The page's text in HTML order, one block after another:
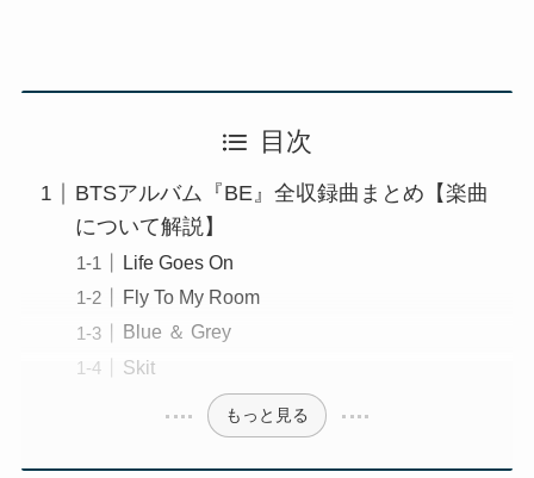
目次
BTSアルバム『BE』全収録曲まとめ【楽曲
について解説】
Life Goes On
Fly To My Room
Blue ＆ Grey
Skit
もっと見る